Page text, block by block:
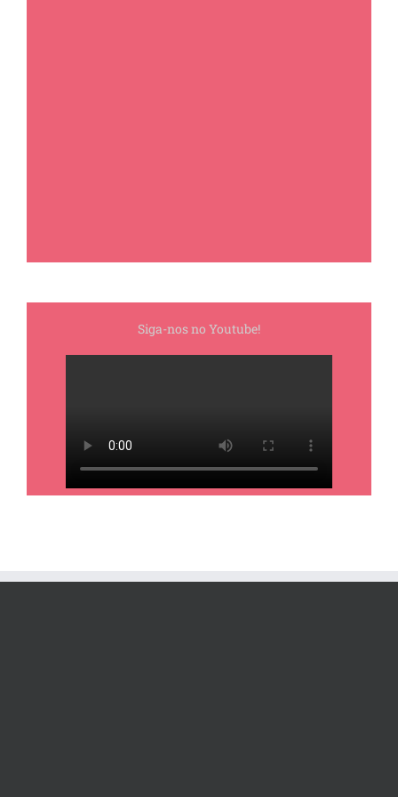
Siga-nos no Youtube!